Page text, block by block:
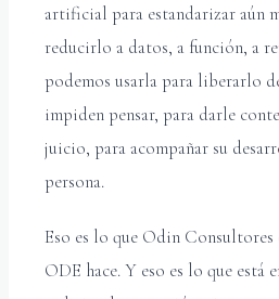
artificial para estandarizar aún
reducirlo a datos, a función, a
podemos usarla para liberarlo
impiden pensar, para darle
juicio, para acompañar su
persona.
Eso es lo que Odin Consultores
ODE hace. Y eso es lo que está